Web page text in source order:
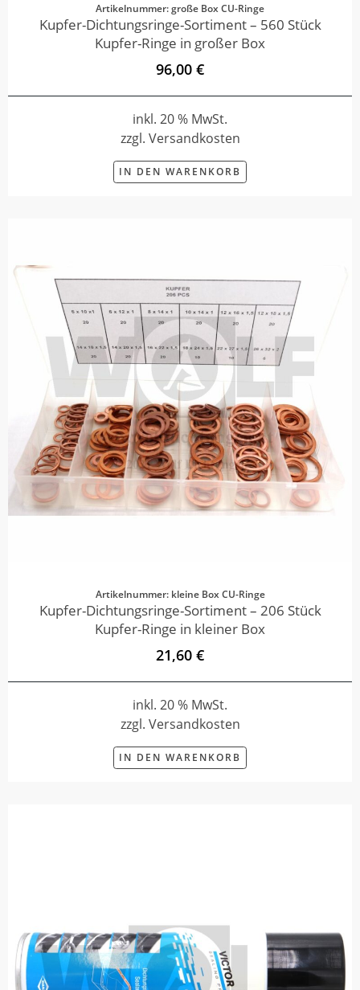
Artikelnummer: große Box CU-Ringe
Kupfer-Dichtungsringe-Sortiment – 560 Stück
Kupfer-Ringe in großer Box
96,00 €
inkl. 20 % MwSt.
zzgl. Versandkosten
IN DEN WARENKORB
Artikelnummer: kleine Box CU-Ringe
Kupfer-Dichtungsringe-Sortiment – 206 Stück
Kupfer-Ringe in kleiner Box
21,60 €
inkl. 20 % MwSt.
zzgl. Versandkosten
IN DEN WARENKORB